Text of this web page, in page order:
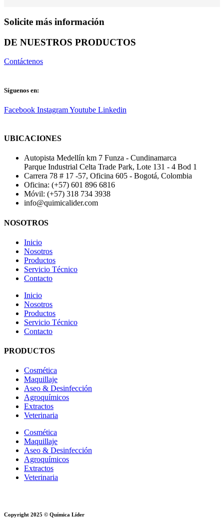
Solicite más información
DE NUESTROS PRODUCTOS
Contáctenos
Síguenos en:
Facebook InstagramYoutube Linkedin
UBICACIONES
Autopista Medellín km 7 Funza - Cundinamarca
Parque Industrial Celta Trade Park, Lote 131 - 4 Bod 1
Carrera 78 # 17 -57, Oficina 605 - Bogotá, Colombia
Oficina: (+57) 601 896 6816
Móvil: (+57) 318 734 3938
info@quimicalider.com
NOSOTROS
Inicio
Nosotros
Productos
Servicio Técnico
Contacto
Inicio
Nosotros
Productos
Servicio Técnico
Contacto
PRODUCTOS
Cosmética
Maquillaje
Aseo & Desinfección
Agroquímicos
Extractos
Veterinaria
Cosmética
Maquillaje
Aseo & Desinfección
Agroquímicos
Extractos
Veterinaria
Copyright 2025 © Química Líder